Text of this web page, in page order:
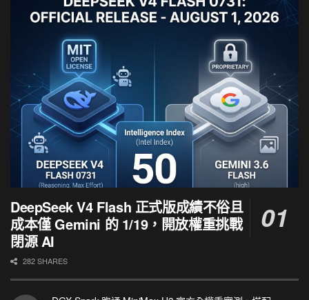
DeepSeek V4 Flash 正式版成績不俗且
成本僅 Gemini 的 1/19，開放權重挑戰
閉源 AI
282 SHARES